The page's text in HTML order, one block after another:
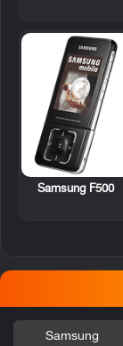
Samsung F500
Samsung